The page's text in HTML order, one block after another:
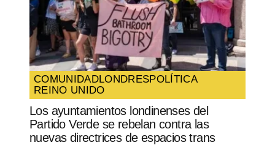
COMUNIDADLONDRESPOLÍTICA
REINO UNIDO
Los ayuntamientos londinenses del
Partido Verde se rebelan contra las
nuevas directrices de espacios trans